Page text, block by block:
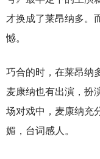
才换成了莱昂纳多。
憾。
巧合的时，在莱昂纳
麦康纳也有出演，扮
场对戏中，麦康纳充
媚，台词感人。